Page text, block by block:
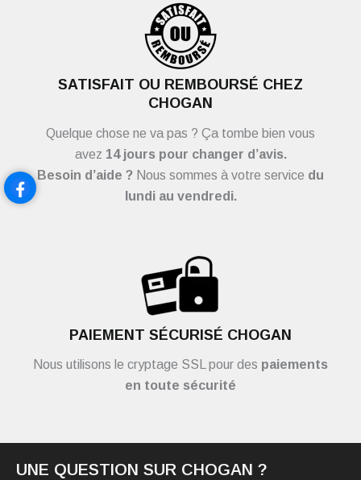
SATISFAIT OU REMBOURSÉ CHEZ
CHOGAN
Quelque chose ne va pas ? Ça tombe bien vous
avez 14 jours pour changer d’avis.
Besoin d’aide ? Nous sommes à votre service du
lundi au vendredi.
PAIEMENT SÉCURISÉ CHOGAN
Nous utilisons le cryptage SSL pour des paiements
en toute sécurité
UNE QUESTION SUR CHOGAN ?